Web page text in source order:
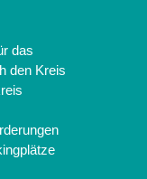
das
den Kreis